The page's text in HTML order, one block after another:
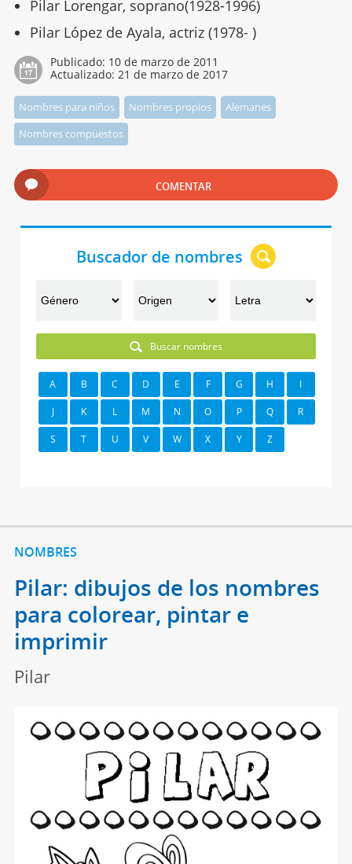
Pilar Lorengar, soprano(1928-1996)
Pilar López de Ayala, actriz (1978- )
Publicado: 10 de marzo de 2011
Actualizado: 21 de marzo de 2017
Nombres para niños Nombres propios
Alemanes
Nombres compuestos
COMENTAR
Buscador de nombres
Buscar nombres
A B C D E F G H I
J K L M N O P Q R
S T U V W X Y Z
NOMBRES
Pilar: dibujos de los nombres
para colorear, pintar e
imprimir
Pilar